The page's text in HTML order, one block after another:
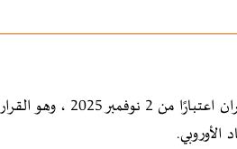
أعلنت الخطوط الجوية النمساوية أنها ستستأنف رحلاتها المباشرة